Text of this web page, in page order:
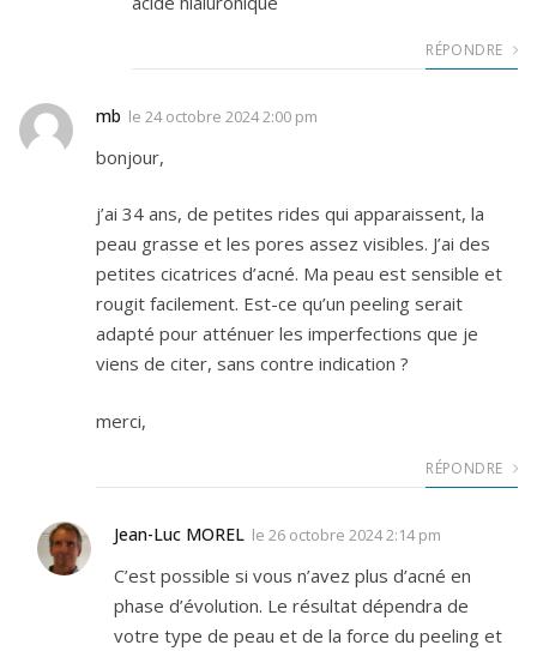
RÉPONDRE
mb le 24 octobre 2024 2:00 pm
bonjour,
j’ai 34 ans, de petites rides qui apparaissent, la
peau grasse et les pores assez visibles. J’ai des
petites cicatrices d’acné. Ma peau est sensible et
rougit facilement. Est-ce qu’un peeling serait
adapté pour atténuer les imperfections que je
viens de citer, sans contre indication ?
merci,
RÉPONDRE
Jean-Luc MOREL le 26 octobre 2024 2:14 pm
C’est possible si vous n’avez plus d’acné en
phase d’évolution. Le résultat dépendra de
votre type de peau et de la force du peeling et